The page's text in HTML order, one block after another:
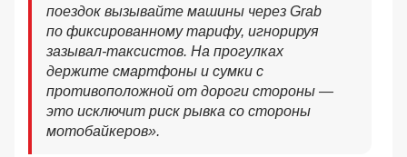
поездок вызывайте машины через Grab
по фиксированному тарифу, игнорируя
зазывал-таксистов. На прогулках
держите смартфоны и сумки с
противоположной от дороги стороны —
это исключит риск рывка со стороны
мотобайкеров».